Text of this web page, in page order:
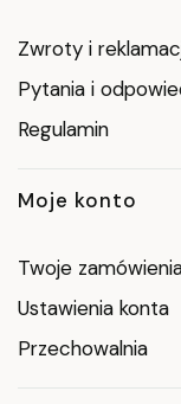
Zwroty i
Pytania i
Regulamin
Moje konto
Twoje
Ustawienia konta
Przechowalnia